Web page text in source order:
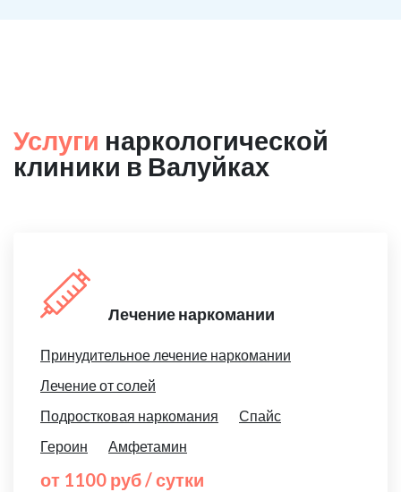
Услуги наркологической
клиники в Валуйках
Лечение наркомании
Принудительное лечение наркомании
Лечение от солей
Подростковая наркомания
Спайс
Героин
Амфетамин
от 1100 руб / сутки